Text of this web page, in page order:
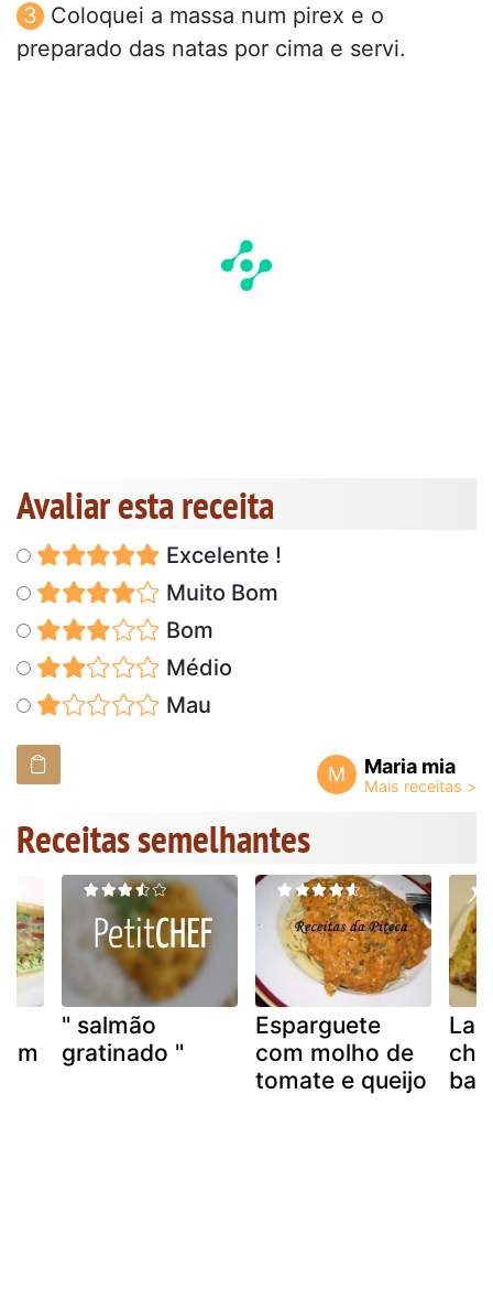
Coloquei a massa num pirex e o
preparado das natas por cima e servi.
Avaliar esta receita
Excelente !
Muito Bom
Bom
Médio
Mau
M Maria mia
Receitas semelhantes
" salmão
gratinado "
Esparguete
com molho de
tomate e queijo